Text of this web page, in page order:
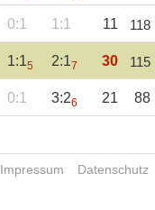
0:1 1:1 11 118
1:15 2:17 30 115
0:1 3:26 21 88
Impressum Datenschutz